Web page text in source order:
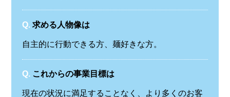
Q. 求める人物像は
自主的に行動できる方、麺好きな方。
Q. これからの事業目標は
現在の状況に満足することなく、より多くのお客